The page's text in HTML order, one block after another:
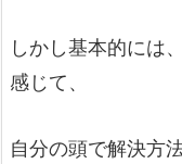
しかし基本的には
感じて、
自分の頭で解決方